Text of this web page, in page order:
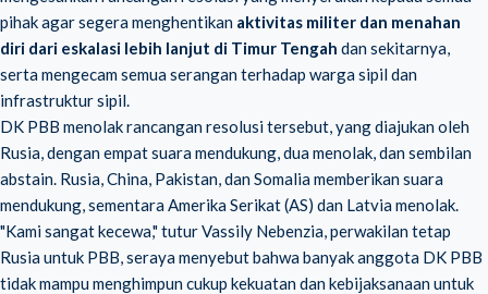
pihak agar segera menghentikan aktivitas militer dan menahan
diri dari eskalasi lebih lanjut di Timur Tengah dan sekitarnya,
serta mengecam semua serangan terhadap warga sipil dan
infrastruktur sipil.
DK PBB menolak rancangan resolusi tersebut, yang diajukan oleh
Rusia, dengan empat suara mendukung, dua menolak, dan sembilan
abstain. Rusia, China, Pakistan, dan Somalia memberikan suara
mendukung, sementara Amerika Serikat (AS) dan Latvia menolak.
"Kami sangat kecewa," tutur Vassily Nebenzia, perwakilan tetap
Rusia untuk PBB, seraya menyebut bahwa banyak anggota DK PBB
tidak mampu menghimpun cukup kekuatan dan kebijaksanaan untuk